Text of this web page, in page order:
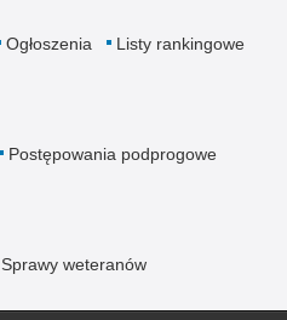
Ogłoszenia
Listy rankingowe
Postępowania podprogowe
Sprawy weteranów